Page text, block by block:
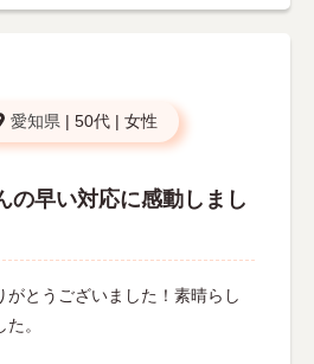
愛知県 | 50代 | 女性
の早い対応に感動しまし
がとうございました！素晴らし
。